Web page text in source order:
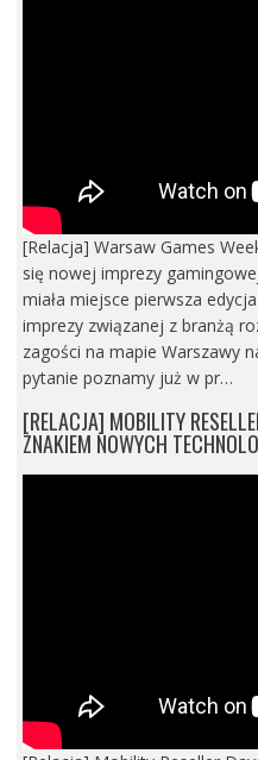
[Relacja] Warsaw Games
się nowej imprezy
miała miejsce pierwsza
imprezy związanej z branżą
zagości na mapie Warszawy
pytanie poznamy już w pr…
[RELACJA] MOBILITY
ZNAKIEM NOWYCH